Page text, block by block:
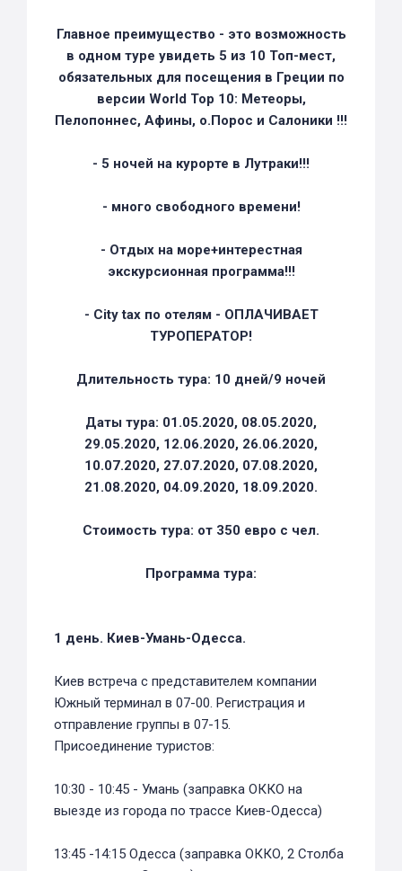
Главное преимущество - это возможность
в одном туре увидеть 5 из 10 Топ-мест,
обязательных для посещения в Греции по
версии World Top 10: Метеоры,
Пелопоннес, Афины, о.Порос и Салоники !!!
- 5 ночей на курорте в Лутраки!!!
- много свободного времени!
- Отдых на море+интерестная
экскурсионная программа!!!
- Сity tax по отелям - ОПЛАЧИВАЕТ
ТУРОПЕРАТОР!
Длительность тура: 10 дней/9 ночей
Даты тура: 01.05.2020, 08.05.2020,
29.05.2020, 12.06.2020, 26.06.2020,
10.07.2020, 27.07.2020, 07.08.2020,
21.08.2020, 04.09.2020, 18.09.2020.
Стоимость тура: от 350 евро с чел.
Программа тура:
1 день. Киев-Умань-Одесса.
Киев встреча с представителем компании
Южный терминал в 07-00. Регистрация и
отправление группы в 07-15.
Присоединение туристов:
10:30 - 10:45 - Умань (заправка ОККО на
выезде из города по трассе Киев-Одесса)
13:45 -14:15 Одесса (заправка ОККО, 2 Столба